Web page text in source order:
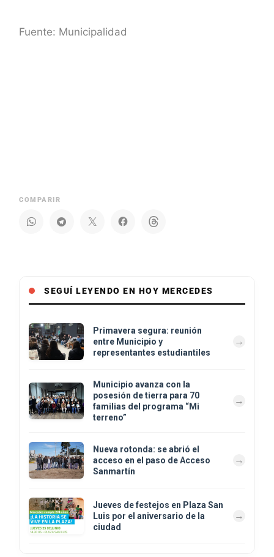
Fuente: Municipalidad
COMPARIR
SEGUÍ LEYENDO EN HOY MERCEDES
Primavera segura: reunión
entre Municipio y
representantes estudiantiles
Municipio avanza con la
posesión de tierra para 70
familias del programa “Mi
terreno”
Nueva rotonda: se abrió el
acceso en el paso de Acceso
Sanmartín
Jueves de festejos en Plaza San
Luis por el aniversario de la
ciudad